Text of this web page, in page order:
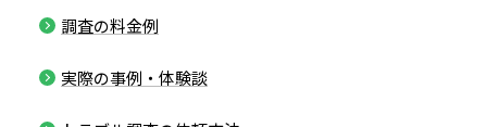
調査の料金例
実際の事例・体験談